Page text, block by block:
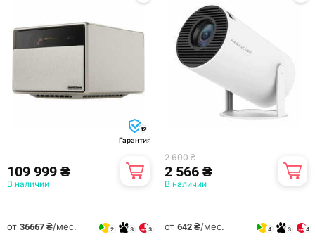
12
Гарантия
109 999 ₴
В наличии
от 36667 ₴/мес. 2 3 3
2 600 ₴
2 566 ₴
В наличии
от 642 ₴/мес. 4 3 4